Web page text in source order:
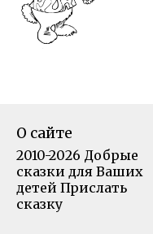
О сайте
2010-2026 Добрые
сказки для Ваших
детей Прислать
сказку